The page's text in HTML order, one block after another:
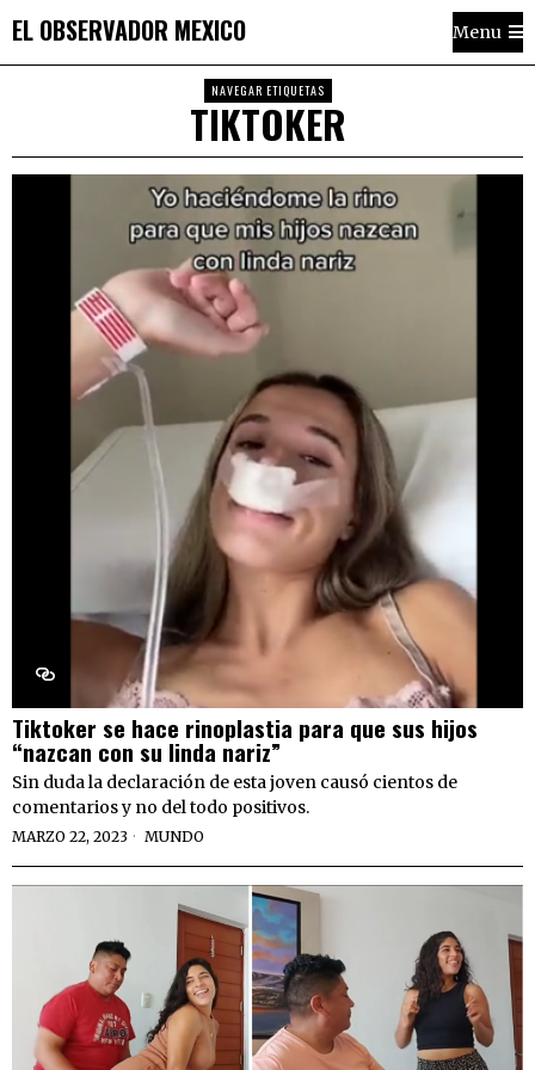
EL OBSERVADOR MEXICO Menu
NAVEGAR ETIQUETAS
TIKTOKER
Tiktoker se hace rinoplastia para que sus hijos
“nazcan con su linda nariz”
Sin duda la declaración de esta joven causó cientos de
comentarios y no del todo positivos.
MARZO 22, 2023 MUNDO